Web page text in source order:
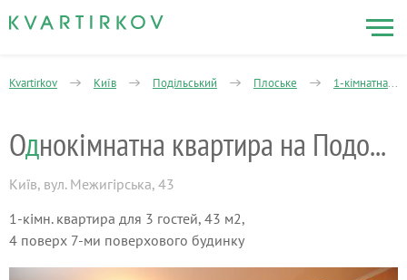
Kvartirkov Київ Подільський Плоське 1-кімнатна
Од нокімнатна квартира на Подолі, Wi-Fi
Київ, вул. Межигірська, 43
1-кімн. квартира для 3 гостей, 43 м2,
4 поверх 7-ми поверхового будинку